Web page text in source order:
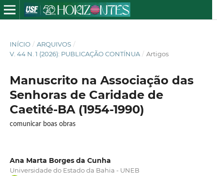
INÍCIO / ARQUIVOS /
V. 44 N. 1 (2026): PUBLICAÇÃO CONTÍNUA / Artigos
Manuscrito na Associação das
Senhoras de Caridade de
Caetité-BA (1954-1990)
comunicar boas obras
Ana Marta Borges da Cunha
Universidade do Estado da Bahia - UNEB